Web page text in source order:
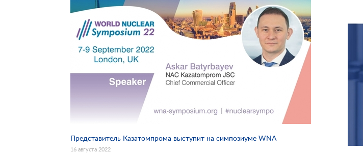
Представитель Казатомпрома выступит на симпозиуме WNA
16 августа 2022